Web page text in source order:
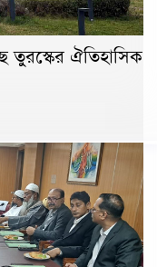
তুরস্কের ঐতিহাসিক